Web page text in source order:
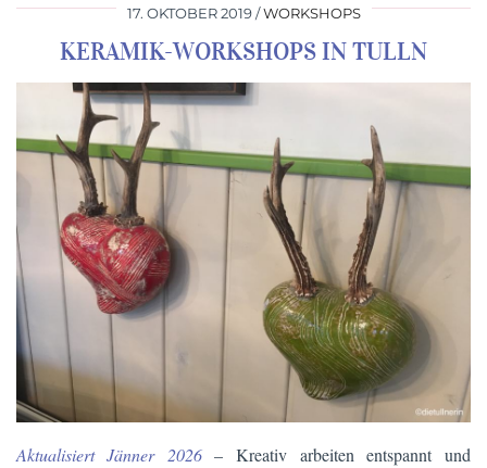
17. OKTOBER 2019 WORKSHOPS
KERAMIK-WORKSHOPS IN TULLN
Aktualisiert Jänner 2026 – Kreativ arbeiten entspannt und